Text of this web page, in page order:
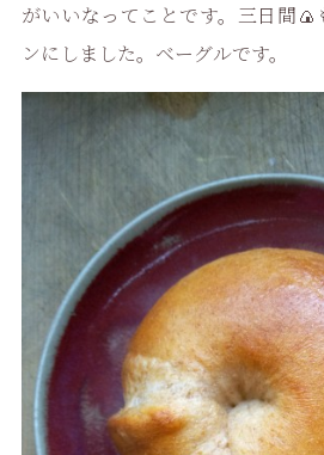
がいいなってことです。三日間
ンにしました。ベーグルです。